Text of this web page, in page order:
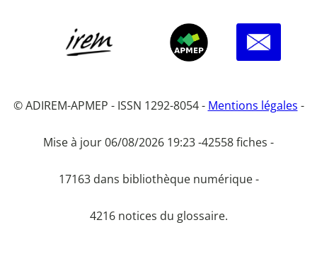
© ADIREM-APMEP - ISSN 1292-8054 - Mentions légales -
Mise à jour 06/08/2026 19:23 -42558 fiches -
17163 dans bibliothèque numérique -
4216 notices du glossaire.